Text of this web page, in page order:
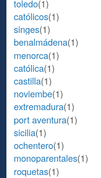
toledo(1)
católicos(1)
singes(1)
benalmádena(1)
menorca(1)
católica(1)
castilla(1)
noviembe(1)
extremadura(1)
port aventura(1)
sicilia(1)
ochentero(1)
monoparentales(1)
roquetas(1)